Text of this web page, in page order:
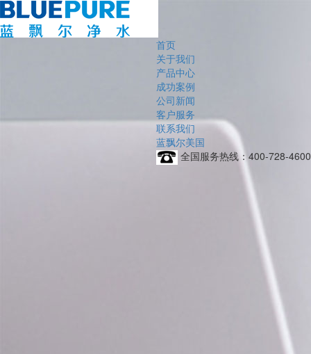
首页
关于我们
产品中心
成功案例
公司新闻
客户服务
联系我们
蓝飘尔美国
全国服务热线：400-728-4600